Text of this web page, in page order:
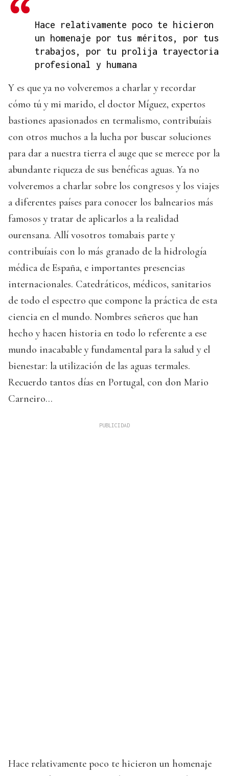
Hace relativamente poco te hicieron
un homenaje por tus méritos, por tus
trabajos, por tu prolija trayectoria
profesional y humana
Y es que ya no volveremos a charlar y recordar
cómo tú y mi marido, el doctor Míguez, expertos
bastiones apasionados en termalismo, contribuíais
con otros muchos a la lucha por buscar soluciones
para dar a nuestra tierra el auge que se merece por la
abundante riqueza de sus benéficas aguas. Ya no
volveremos a charlar sobre los congresos y los viajes
a diferentes países para conocer los balnearios más
famosos y tratar de aplicarlos a la realidad
ourensana. Allí vosotros tomabais parte y
contribuíais con lo más granado de la hidrología
médica de España, e importantes presencias
internacionales. Catedráticos, médicos, sanitarios
de todo el espectro que compone la práctica de esta
ciencia en el mundo. Nombres señeros que han
hecho y hacen historia en todo lo referente a ese
mundo inacabable y fundamental para la salud y el
bienestar: la utilización de las aguas termales.
Recuerdo tantos días en Portugal, con don Mario
Carneiro…
Hace relativamente poco te hicieron un homenaje